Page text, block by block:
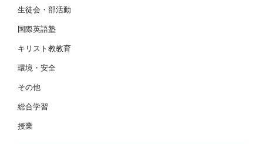
生徒会・部活動
国際英語塾
キリスト教教育
環境・安全
その他
総合学習
授業